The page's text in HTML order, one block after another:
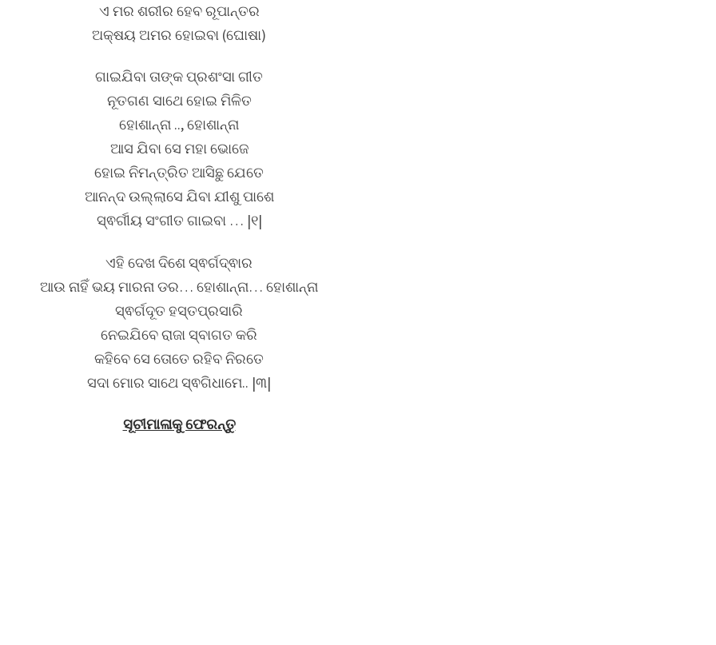
ଏ ମର ଶରୀର ହେବ ରୂପାନ୍ତର
ଅକ୍ଷୟ ଅମର ହୋଇବା (ଘୋଷା)
ଗାଇଯିବା ତାଙ୍କ ପ୍ରଶଂସା ଗୀତ
ନୂତଗଣ ସାଥେ ହୋଇ ମିଳିତ
ହୋଶାନ୍ନା .., ହୋଶାନ୍ନା
ଆସ ଯିବା ସେ ମହା ଭୋଜେ
ହୋଇ ନିମନ୍ତ୍ରିତ ଆସିଛୁ ଯେତେ
ଆନନ୍ଦ ଉଲ୍ଲାସେ ଯିବା ଯୀଶୁ ପାଶେ
ସ୍ଵର୍ଗୀୟ ସଂଗୀତ ଗାଇବା … |୧|
ଏହି ଦେଖ ଦିଶେ ସ୍ଵର୍ଗଦ୍ଵାର
ଆଉ ନାହିଁ ଭୟ ମାରନା ଡର… ହୋଶାନ୍ନା… ହୋଶାନ୍ନା
ସ୍ଵର୍ଗଦୂତ ହସ୍ତପ୍ରସାରି
ନେଇଯିବେ ରାଜା ସ୍ବାଗତ କରି
କହିବେ ସେ ତୋତେ ରହିବ ନିରତେ
ସଦା ମୋର ସାଥେ ସ୍ଵଗିଧାମେ.. |୩|
ସୂଚୀମାଳାକୁ ଫେରନ୍ତୁ